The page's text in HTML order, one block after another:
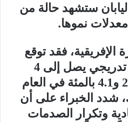
ستشهد حالة من
نموها.
الإفريقية، فقد توقع
التقرير تحقيق نمو تدريجي يصل إلى 4
بالمئة في عام 2026 و4.1 بالمئة في العام
شدد الخبراء على أن
وتكرار الصدمات